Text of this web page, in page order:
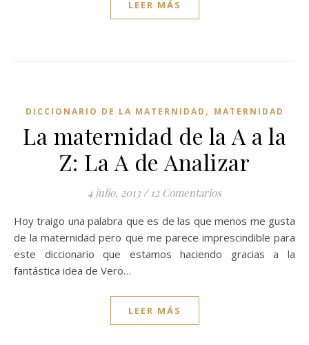
LEER MÁS
DICCIONARIO DE LA MATERNIDAD , MATERNIDAD
La maternidad de la A a la
Z: La A de Analizar
4 julio, 2013 / 12 Comentarios
Hoy traigo una palabra que es de las que menos me gusta
de la maternidad pero que me parece imprescindible para
este diccionario que estamos haciendo gracias a la
fantástica idea de Vero…
LEER MÁS